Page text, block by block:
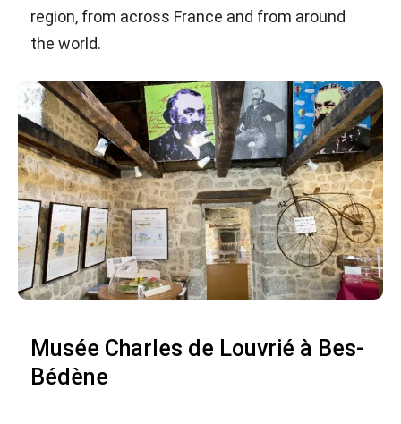
region, from across France and from around
the world.
Musée Charles de Louvrié à Bes-
Bédène